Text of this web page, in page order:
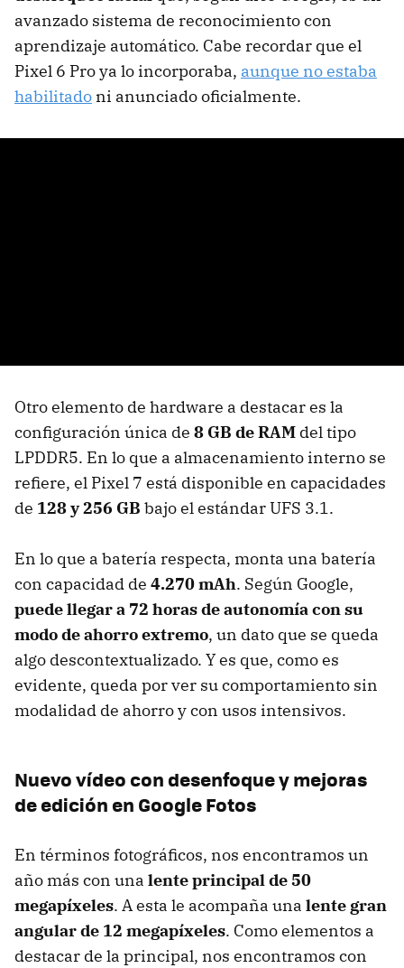
avanzado sistema de reconocimiento con
aprendizaje automático. Cabe recordar que el
Pixel 6 Pro ya lo incorporaba, aunque no estaba
habilitado ni anunciado oficialmente.
Otro elemento de hardware a destacar es la
configuración única de 8 GB de RAM del tipo
LPDDR5. En lo que a almacenamiento interno se
refiere, el Pixel 7 está disponible en capacidades
de 128 y 256 GB bajo el estándar UFS 3.1.
En lo que a batería respecta, monta una batería
con capacidad de 4.270 mAh. Según Google,
puede llegar a 72 horas de autonomía con su
modo de ahorro extremo, un dato que se queda
algo descontextualizado. Y es que, como es
evidente, queda por ver su comportamiento sin
modalidad de ahorro y con usos intensivos.
Nuevo vídeo con desenfoque y mejoras
de edición en Google Fotos
En términos fotográficos, nos encontramos un
año más con una lente principal de 50
megapíxeles. A esta le acompaña una lente gran
angular de 12 megapíxeles. Como elementos a
destacar de la principal, nos encontramos con